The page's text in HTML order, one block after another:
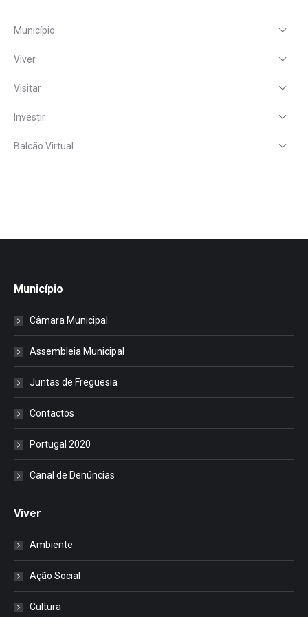
Município
Viver
Visitar
Investir
Balcão Virtual
Município
Câmara Municipal
Assembleia Municipal
Juntas de Freguesia
Contactos
Portugal 2020
Canal de Denúncias
Viver
Ambiente
Ação Social
Cultura